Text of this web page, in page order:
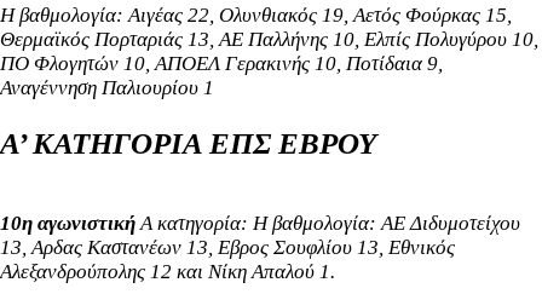
Η βαθμολογία: Αιγέας 22, Ολυνθιακός 19,Αετός Φούρκας 15,
Θερμαϊκός Πορταριάς 13, ΑΕ Παλλήνης 10, Ελπίς Πολυγύρου 10,
ΠΟ Φλογητών 10, ΑΠΟΕΛ Γερακινής 10, Ποτίδαια 9,
Αναγέννηση Παλιουρίου 1
Α’ ΚΑΤΗΓΟΡΙΑ ΕΠΣ ΕΒΡΟΥ
10η αγωνιστικήΑ κατηγορία: Η βαθμολογία:ΑΕ Διδυμοτείχου
13, Αρδας Καστανέων 13, Εβρος Σουφλίου 13, Εθνικός
Αλεξανδρούπολης 12 και Νίκη Απαλού 1.